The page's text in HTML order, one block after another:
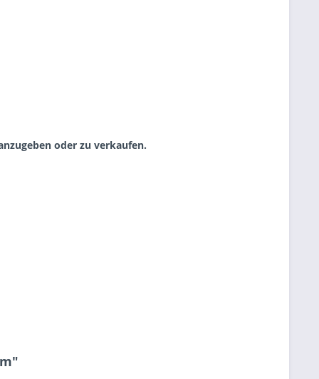
oder zu verkaufen.